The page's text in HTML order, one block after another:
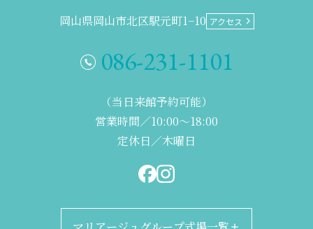
岡山県岡山市北区駅元町1−10 アクセス
086-231-1101
（当日来館予約可能）
営業時間／10:00～18:00
定休日／木曜日